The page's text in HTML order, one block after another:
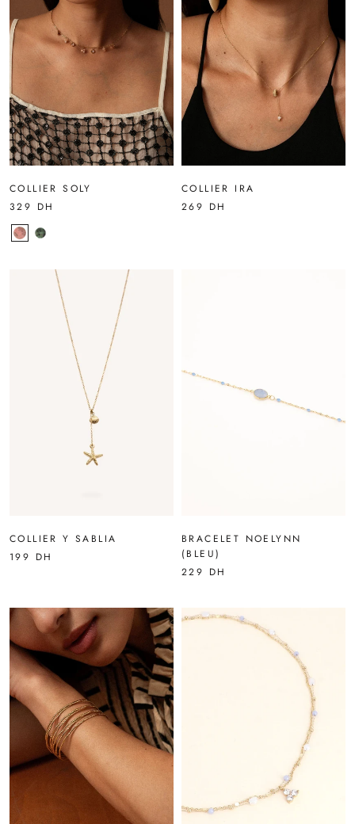
COLLIER SOLY
329 DH
COLLIER IRA
269 DH
COLLIER Y SABLIA
199 DH
BRACELET NOELYNN
(BLEU)
229 DH